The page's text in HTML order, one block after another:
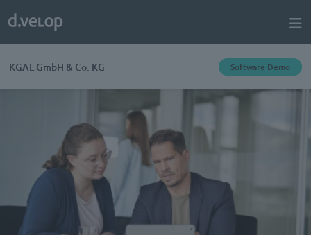
KGAL GmbH & Co. KG Software Demo